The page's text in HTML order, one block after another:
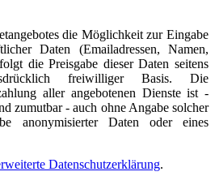
die Möglichkeit zur Eingabe
Daten (Emailadressen, Namen,
die Preisgabe dieser Daten seitens
freiwilliger Basis. Die
aller angebotenen Dienste ist -
zumutbar - auch ohne Angabe solcher
anonymisierter Daten oder eines
Datenschutzerklärung.